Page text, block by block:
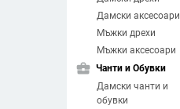
Дамски аксесоари
Мъжки дрехи
Мъжки аксесоари
business_center Чанти и Обувки
Дамски чанти и
обувки